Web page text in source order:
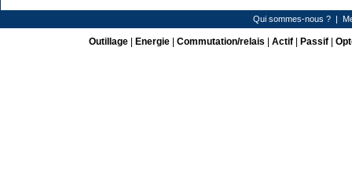
Qui sommes-nous ? |
Outillage| Energie| Commutation/relais Actif| Passif|